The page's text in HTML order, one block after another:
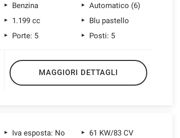
Benzina
Automatico (6)
1.199 cc
Blu pastello
Porte: 5
Posti: 5
MAGGIORI DETTAGLI
Iva esposta: No
61 KW/83 CV